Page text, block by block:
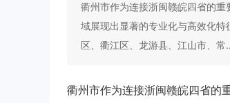
衢州市作为连接浙闽赣皖四省的
域展现出显著的专业化与高效化
区、衢江区、龙游县、江山市、常
衢州市作为连接浙闽赣皖四省的